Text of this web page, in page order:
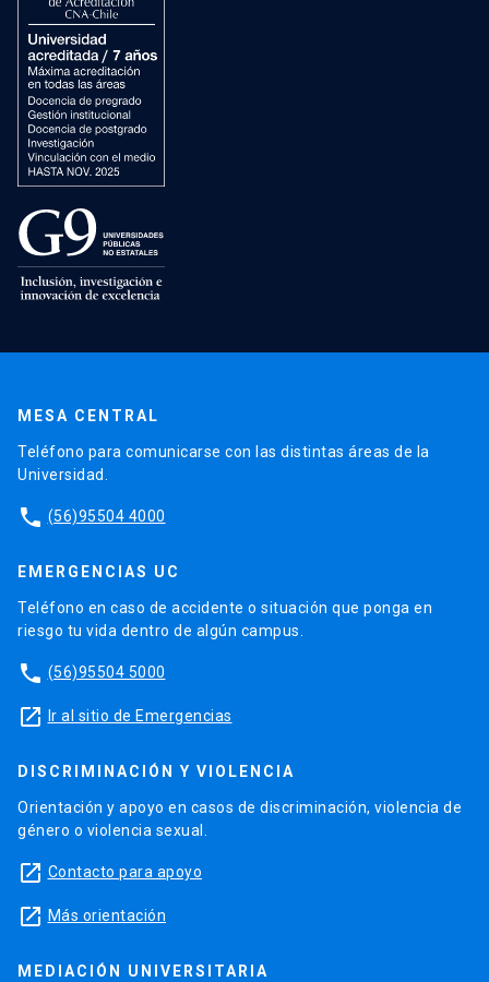
MESA CENTRAL
Teléfono para comunicarse con las distintas áreas de la
Universidad.
phone (56)95504 4000
EMERGENCIAS UC
Teléfono en caso de accidente o situación que ponga en
riesgo tu vida dentro de algún campus.
phone (56)95504 5000
launch Ir al sitio de Emergencias
DISCRIMINACIÓN Y VIOLENCIA
Orientación y apoyo en casos de discriminación, violencia de
género o violencia sexual.
launch Contacto para apoyo
launch Más orientación
MEDIACIÓN UNIVERSITARIA